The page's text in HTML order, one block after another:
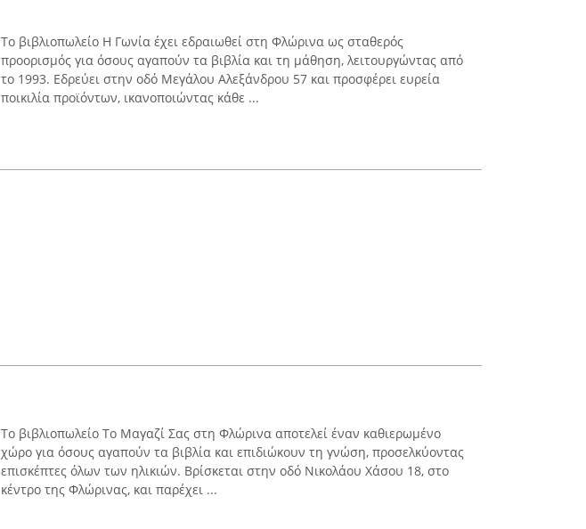
Το βιβλιοπωλείο Η Γωνία έχει εδραιωθεί στη Φλώρινα ως σταθερός
προορισμός για όσους αγαπούν τα βιβλία και τη μάθηση, λειτουργώντας από
το 1993. Εδρεύει στην οδό Μεγάλου Αλεξάνδρου 57 και προσφέρει ευρεία
ποικιλία προϊόντων, ικανοποιώντας κάθε ...
Το βιβλιοπωλείο Το Μαγαζί Σας στη Φλώρινα αποτελεί έναν καθιερωμένο
χώρο για όσους αγαπούν τα βιβλία και επιδιώκουν τη γνώση, προσελκύοντας
επισκέπτες όλων των ηλικιών. Βρίσκεται στην οδό Νικολάου Χάσου 18, στο
κέντρο της Φλώρινας, και παρέχει ...